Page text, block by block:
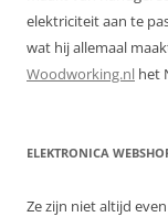
elektriciteit aan te
wat hij allemaal
Woodworking.nl het
ELEKTRONICA
Ze zijn niet altijd